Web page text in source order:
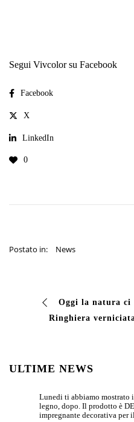
Segui Vivcolor su Facebook
Facebook
X
LinkedIn
0
Postato in: News
ULTIME NEWS
Lunedi ti abbiamo mostrato
legno, dopo. Il prodotto è
impregnante decorativa